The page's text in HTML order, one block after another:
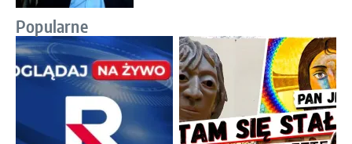
Popularne